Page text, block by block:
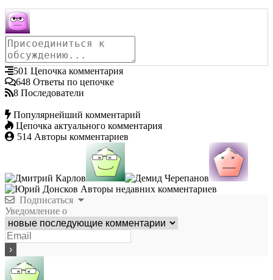
501 Цепочка комментария
648 Ответы по цепочке
8 Последователи
Популярнейший комментарий
Цепочка актуального комментария
514 Авторы комментариев
Авторы недавних комментариев
Подписаться
Уведомление о